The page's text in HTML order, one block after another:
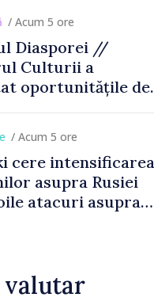
de zeci de mii
lei
/ Acum 5 ore
Diasporei //
Culturii a
oportunitățile de
și mobilitatea
/ Acum 5 ore
cere intensificarea
asupra Rusiei
atacuri asupra
valutar